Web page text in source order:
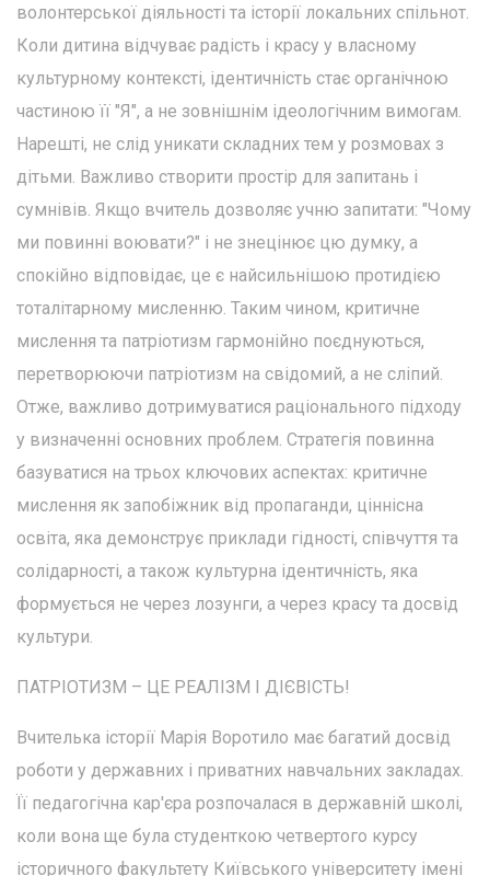
волонтерської діяльності та історії локальних спільнот.
Коли дитина відчуває радість і красу у власному
культурному контексті, ідентичність стає органічною
частиною її "Я", а не зовнішнім ідеологічним вимогам.
Нарешті, не слід уникати складних тем у розмовах з
дітьми. Важливо створити простір для запитань і
сумнівів. Якщо вчитель дозволяє учню запитати: "Чому
ми повинні воювати?" і не знецінює цю думку, а
спокійно відповідає, це є найсильнішою протидією
тоталітарному мисленню. Таким чином, критичне
мислення та патріотизм гармонійно поєднуються,
перетворюючи патріотизм на свідомий, а не сліпий.
Отже, важливо дотримуватися раціонального підходу
у визначенні основних проблем. Стратегія повинна
базуватися на трьох ключових аспектах: критичне
мислення як запобіжник від пропаганди, ціннісна
освіта, яка демонструє приклади гідності, співчуття та
солідарності, а також культурна ідентичність, яка
формується не через лозунги, а через красу та досвід
культури.
ПАТРІОТИЗМ – ЦЕ РЕАЛІЗМ І ДІЄВІСТЬ!
Вчителька історії Марія Воротило має багатий досвід
роботи у державних і приватних навчальних закладах.
Її педагогічна кар'єра розпочалася в державній школі,
коли вона ще була студенткою четвертого курсу
історичного факультету Київського університету імені